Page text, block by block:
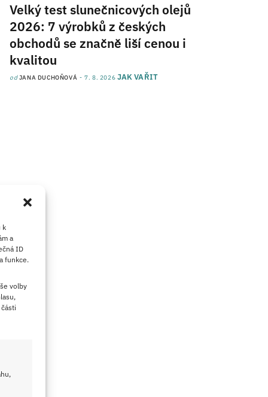
k
a
ID
funkce.
volby
Velký test slunečnicových olejů
2026: 7 výrobků z českých
obchodů se značně liší cenou i
kvalitou
odJANA DUCHOŇOVÁ 7. 8. 2026 JAK VAŘIT